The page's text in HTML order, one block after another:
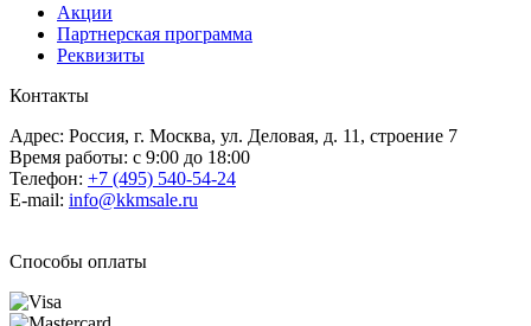
Акции
Партнерская программа
Реквизиты
Контакты
Адрес: Россия, г. Москва, ул. Деловая, д. 11, строение 7
Время работы: с 9:00 до 18:00
Телефон: +7 (495) 540-54-24
E-mail: info@kkmsale.ru
Способы оплаты